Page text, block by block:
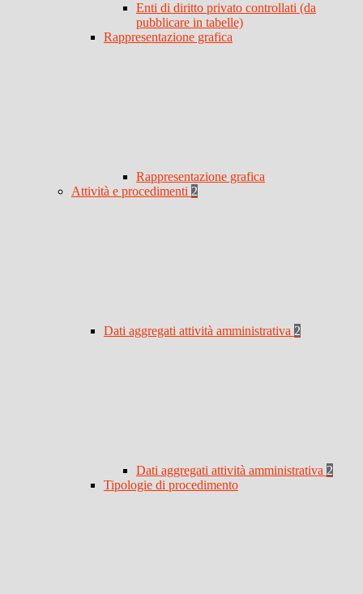
Enti di diritto privato controllati (da
pubblicare in tabelle)
Rappresentazione grafica
Rappresentazione grafica
Attività e procedimenti 2
Dati aggregati attività amministrativa 2
Dati aggregati attività amministrativa 2
Tipologie di procedimento